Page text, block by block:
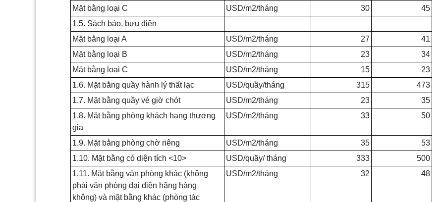
Mặt bằng loại C USD/m2/tháng 30
45
1.5. Sách báo, bưu điện
Mặt bằng loại A
USD/m2/tháng 27
41
Mặt bằng loại B
USD/m2/tháng 23
34
Mặt bằng loại C USD/m2/tháng 15
23
1.6. Mặt bằng quầy hành lý thất lạc
USD/quầy/tháng 315
473
1.7. Mặt bằng quầy vé giờ chót
USD/m2/tháng 23
35
1.8. Mặt bằng phòng khách hạng thương
gia
USD/m2/tháng 33 50
1.9. Mặt bằng phòng chờ riêng USD/m2/tháng 35
53
1.10. Mặt bằng có diện tích <10>
USD/quầy/ tháng 333
500
1.11. Mặt bằng văn phòng khác (không
phải văn phòng đại diện hãng hàng
không) và mặt bằng khác (phòng tác
USD/m2/tháng 32 48